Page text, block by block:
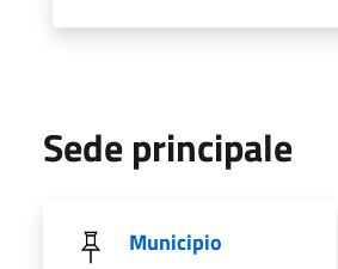
Sede principale
Municipio